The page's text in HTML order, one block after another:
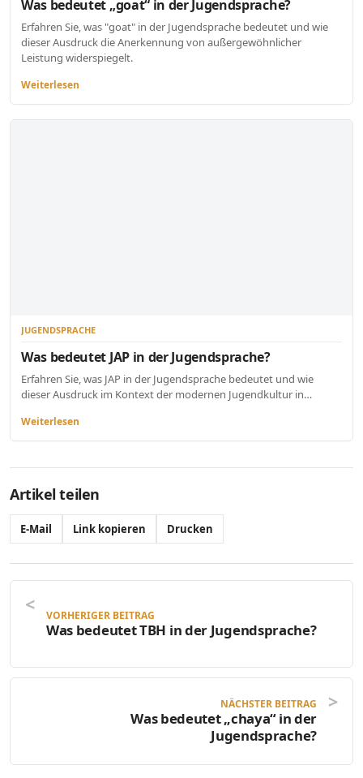
Was bedeutet „goat“ in der Jugendsprache?
Erfahren Sie, was "goat" in der Jugendsprache bedeutet und wie
dieser Ausdruck die Anerkennung von außergewöhnlicher
Leistung widerspiegelt.
Weiterlesen
JUGENDSPRACHE
Was bedeutet JAP in der Jugendsprache?
Erfahren Sie, was JAP in der Jugendsprache bedeutet und wie
dieser Ausdruck im Kontext der modernen Jugendkultur in…
Weiterlesen
Artikel teilen
E-Mail Link kopieren Drucken
VORHERIGER BEITRAG
Was bedeutet TBH in der Jugendsprache?
NÄCHSTER BEITRAG
Was bedeutet „chaya“ in der
Jugendsprache?